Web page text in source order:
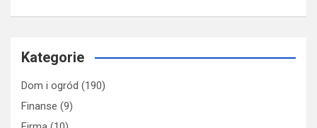
Kategorie
Dom i ogród (190)
Finanse (9)